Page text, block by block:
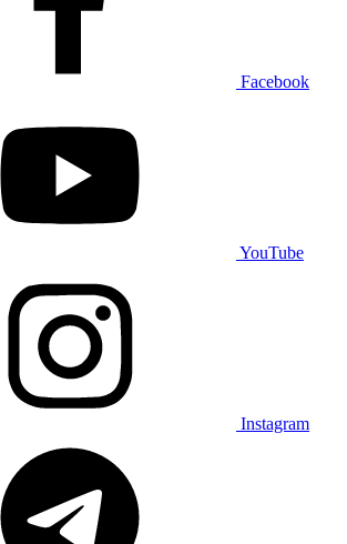
Facebook
YouTube
Instagram